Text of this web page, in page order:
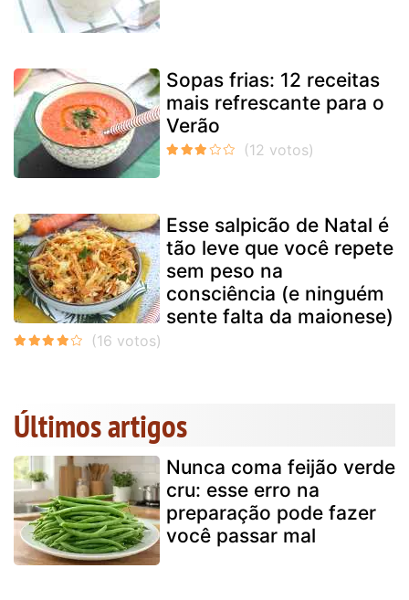
Sopas frias: 12 receitas
mais refrescante para o
Verão
Esse salpicão de Natal é
tão leve que você repete
sem peso na
consciência (e ninguém
sente falta da maionese)
Últimos artigos
Nunca coma feijão verde
cru: esse erro na
preparação pode fazer
você passar mal